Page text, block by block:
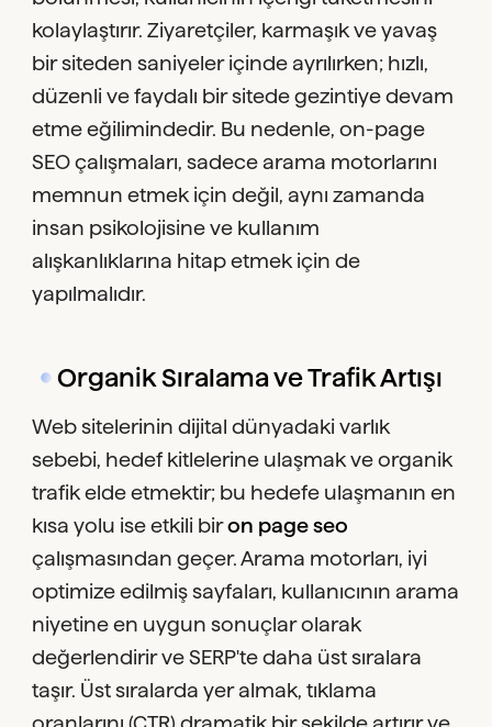
kolaylaştırır. Ziyaretçiler, karmaşık ve yavaş
bir siteden saniyeler içinde ayrılırken; hızlı,
düzenli ve faydalı bir sitede gezintiye devam
etme eğilimindedir. Bu nedenle, on-page
SEO çalışmaları, sadece arama motorlarını
memnun etmek için değil, aynı zamanda
insan psikolojisine ve kullanım
alışkanlıklarına hitap etmek için de
yapılmalıdır.
Organik Sıralama ve Trafik Artışı
Web sitelerinin dijital dünyadaki varlık
sebebi, hedef kitlelerine ulaşmak ve organik
trafik elde etmektir; bu hedefe ulaşmanın en
kısa yolu ise etkili biron page seo
çalışmasından geçer. Arama motorları, iyi
optimize edilmiş sayfaları, kullanıcının arama
niyetine en uygun sonuçlar olarak
değerlendirir ve SERP'te daha üst sıralara
taşır. Üst sıralarda yer almak, tıklama
oranlarını (CTR) dramatik bir şekilde artırır ve